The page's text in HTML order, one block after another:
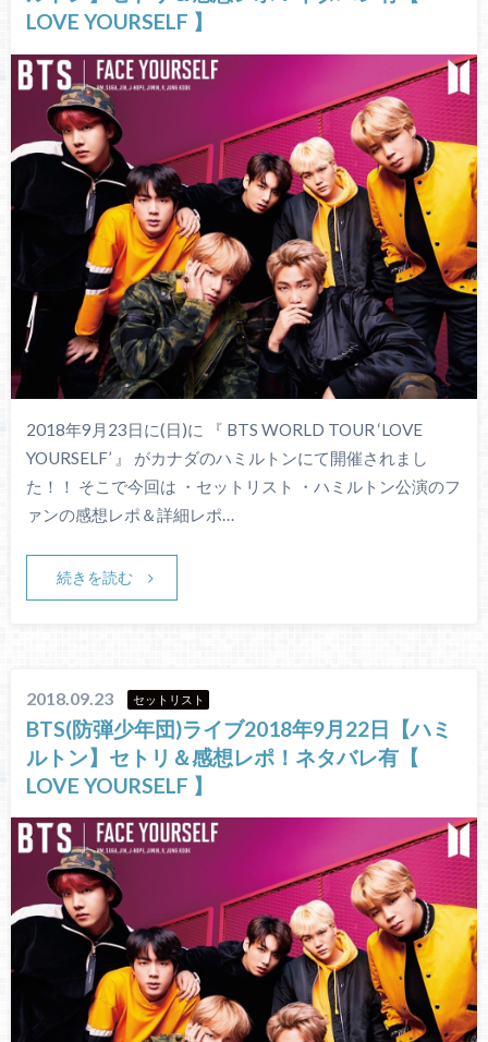
LOVE YOURSELF 】
2018年9月23日に(日)に 『 BTS WORLD TOUR ‘LOVE
YOURSELF’ 』 がカナダのハミルトンにて開催されまし
た！！ そこで今回は ・セットリスト ・ハミルトン公演のフ
ァンの感想レポ＆詳細レポ…
続きを読む
2018.09.23 セットリスト
BTS(防弾少年団)ライブ2018年9月22日【ハミ
ルトン】セトリ＆感想レポ！ネタバレ有【
LOVE YOURSELF 】